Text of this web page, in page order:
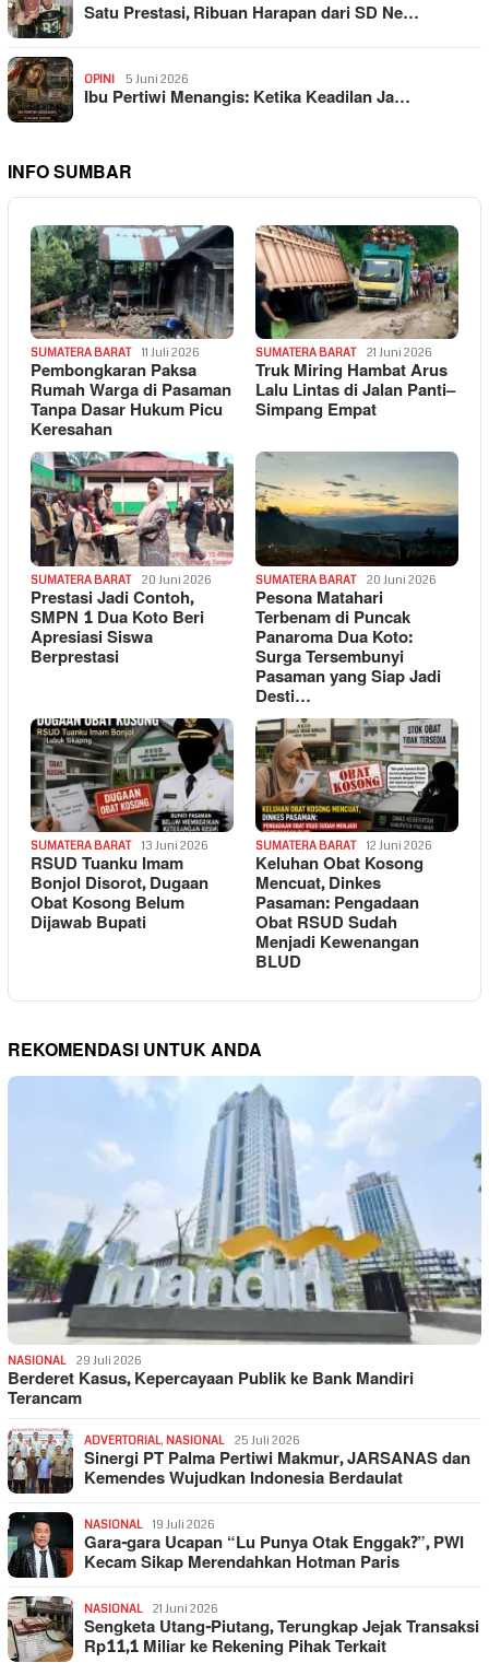
Satu Prestasi, Ribuan Harapan dari SD Ne…
OPINI 5 Juni 2026
Ibu Pertiwi Menangis: Ketika Keadilan Ja…
INFO SUMBAR
SUMATERA BARAT 11 Juli 2026
Pembongkaran Paksa
Rumah Warga di Pasaman
Tanpa Dasar Hukum Picu
Keresahan
SUMATERA BARAT 21 Juni 2026
Truk Miring Hambat Arus
Lalu Lintas di Jalan Panti–
Simpang Empat
SUMATERA BARAT 20 Juni 2026
Prestasi Jadi Contoh,
SMPN 1 Dua Koto Beri
Apresiasi Siswa
Berprestasi
SUMATERA BARAT 20 Juni 2026
Pesona Matahari
Terbenam di Puncak
Panaroma Dua Koto:
Surga Tersembunyi
Pasaman yang Siap Jadi
Desti…
SUMATERA BARAT 13 Juni 2026
RSUD Tuanku Imam
Bonjol Disorot, Dugaan
Obat Kosong Belum
Dijawab Bupati
SUMATERA BARAT 12 Juni 2026
Keluhan Obat Kosong
Mencuat, Dinkes
Pasaman: Pengadaan
Obat RSUD Sudah
Menjadi Kewenangan
BLUD
REKOMENDASI UNTUK ANDA
NASIONAL 29 Juli 2026
Berderet Kasus, Kepercayaan Publik ke Bank Mandiri
Terancam
ADVERTORIAL, NASIONAL 25 Juli 2026
Sinergi PT Palma Pertiwi Makmur, JARSANAS dan
Kemendes Wujudkan Indonesia Berdaulat
NASIONAL 19 Juli 2026
Gara-gara Ucapan “Lu Punya Otak Enggak?”, PWI
Kecam Sikap Merendahkan Hotman Paris
NASIONAL 21 Juni 2026
Sengketa Utang-Piutang, Terungkap Jejak Transaksi
Rp11,1 Miliar ke Rekening Pihak Terkait